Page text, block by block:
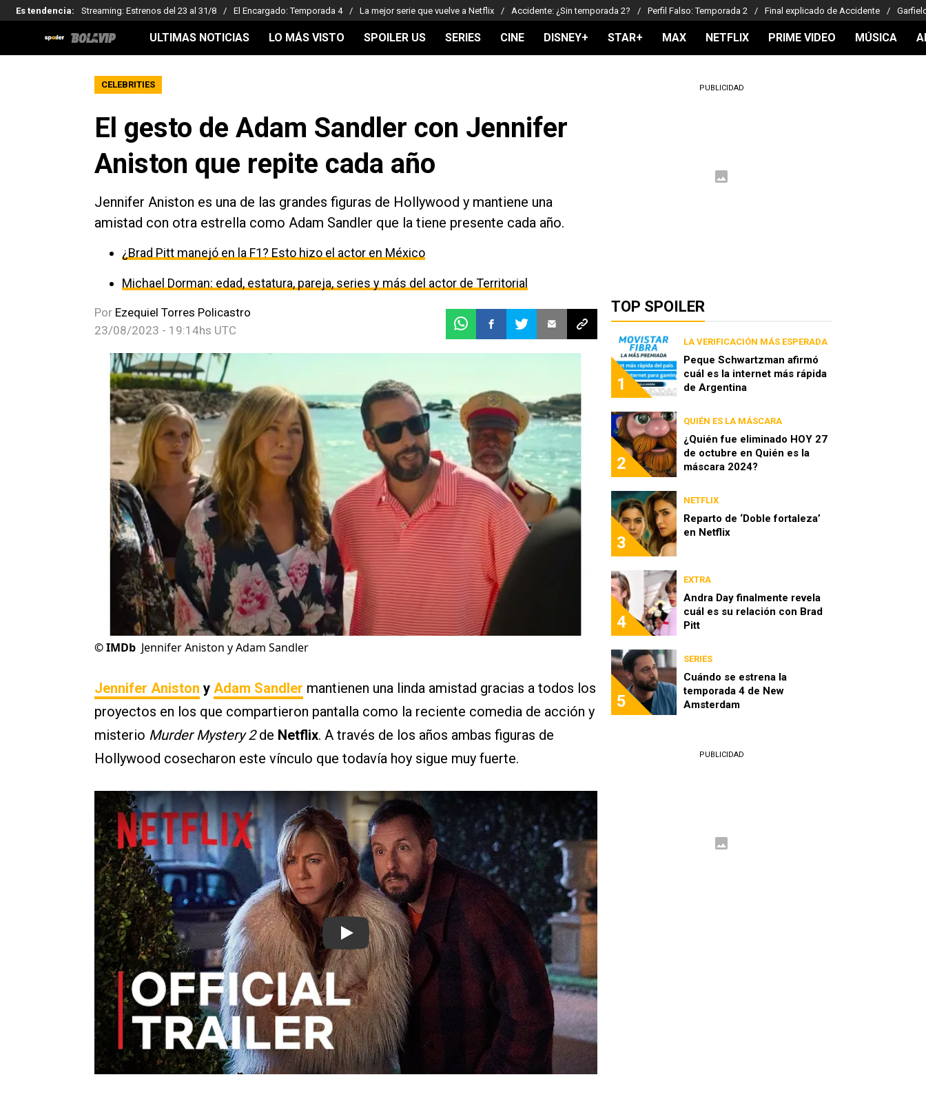
Es tendencia: Streaming: Estrenos del 23 al 31/8 El Encargado: Temporada 4 La mejor serie que vuelve a Netflix Accidente: ¿Sin temporada 2? Perfil Falso: Temporada 2 Final explicado de Accidente
ULTIMAS NOTICIAS LO MÁS VISTO SPOILER US SERIES CINE DISNEY+ STAR+ MAX NETFLIX PRIME VIDEO MÚSICA
CELEBRITIES
El gesto de Adam Sandler con Jennifer
Aniston que repite cada año
Jennifer Aniston es una de las grandes figuras de Hollywood y mantiene una
amistad con otra estrella como Adam Sandler que la tiene presente cada año.
¿Brad Pitt manejó en la F1? Esto hizo el actor en México
Michael Dorman: edad, estatura, pareja, series y más del actor de Territorial
Por Ezequiel Torres Policastro
23/08/2023 - 19:14hs UTC
©IMDb Jennifer Aniston y Adam Sandler
Jennifer Aniston y Adam Sandler mantienen una linda amistad gracias a todos los
proyectos en los que compartieron pantalla como la reciente comedia de acción y
misterio Murder Mystery 2de Netflix. A través de los años ambas figuras de
Hollywood cosecharon este vínculo que todavía hoy sigue muy fuerte.
Play
PUBLICIDAD
TOP SPOILER
1
LA VERIFICACIÓN MÁS ESPERADA
Peque Schwartzman afirmó
cuál es la internet más rápida
de Argentina
2
QUIÉN ES LA MÁSCARA
¿Quién fue eliminado HOY 27
de octubre en Quién es la
máscara 2024?
3
NETFLIX
Reparto de ‘Doble fortaleza’
en Netflix
4
EXTRA
Andra Day finalmente revela
cuál es su relación con Brad
Pitt
5
SERIES
Cuándo se estrena la
temporada 4 de New
Amsterdam
PUBLICIDAD